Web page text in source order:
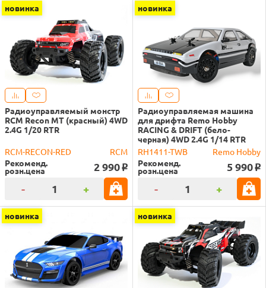
новинка
Радиоуправляемый монстр
RCM Recon MT (красный) 4WD
2.4G 1/20 RTR
RCM-RECON-RED
RCM
Рекоменд.
розн.цена 2 990 o
- +
новинка
Радиоуправляемая машина
для дрифта Remo Hobby
RACING & DRIFT (бело-
черная) 4WD 2.4G 1/14 RTR
RH1411-TWB
Remo Hobby
Рекоменд.
розн.цена 5 990 o
- +
новинка новинка